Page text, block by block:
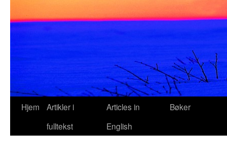
Hjem
Artikler i
fulltekst
Articles in
English
Bøker